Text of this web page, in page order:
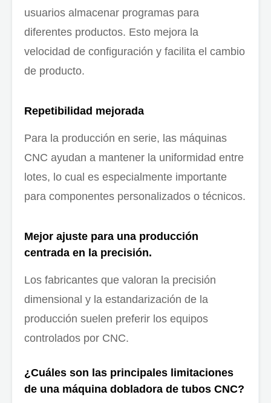
usuarios almacenar programas para
diferentes productos. Esto mejora la
velocidad de configuración y facilita el cambio
de producto.
Repetibilidad mejorada
Para la producción en serie, las máquinas
CNC ayudan a mantener la uniformidad entre
lotes, lo cual es especialmente importante
para componentes personalizados o técnicos.
Mejor ajuste para una producción
centrada en la precisión.
Los fabricantes que valoran la precisión
dimensional y la estandarización de la
producción suelen preferir los equipos
controlados por CNC.
¿Cuáles son las principales limitaciones
de una máquina dobladora de tubos CNC?